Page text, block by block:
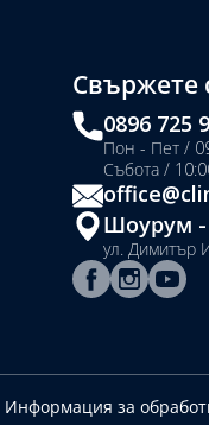
Свържете
0896 725
Пон - Пет /
Събота /
Шоурум -
ул. Димитър
Информация за